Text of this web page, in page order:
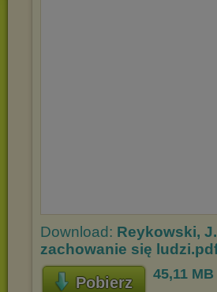
Download: Reykowski,
zachowanie się
Pobierz 45,11 MB